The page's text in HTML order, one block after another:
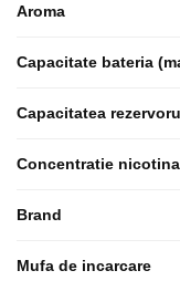
Aroma
Capacitate bateria
Capacitatea
Concentratie nicotina
Brand
Mufa de incarcare